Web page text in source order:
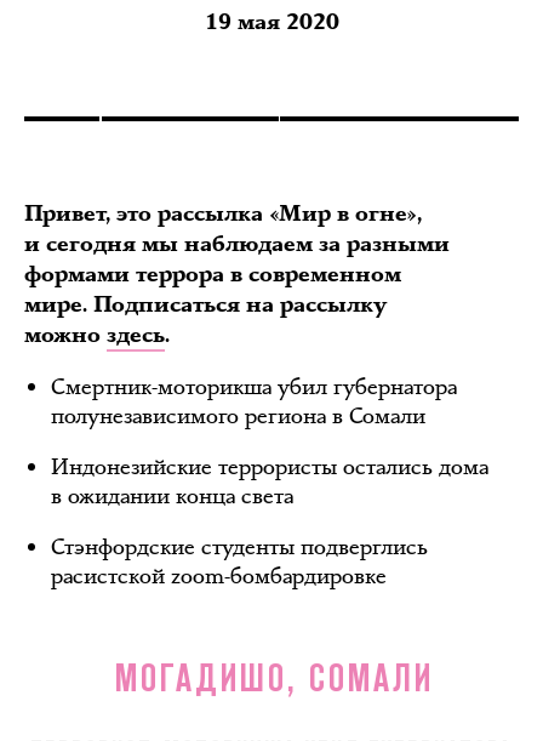
19 мая 2020
Привет, это рассылка «Мир в огне»,
и сегодня мы наблюдаем за разными
формами террора в современном
мире. Подписаться на рассылку
можно здесь.
Смертник-моторикша убил губернатора
полунезависимого региона в Сомали
Индонезийские террористы остались дома
в ожидании конца света
Стэнфордские студенты подверглись
расистской zoom-бомбардировке
МОГАДИШО, СОМАЛИ